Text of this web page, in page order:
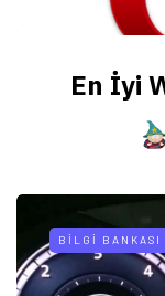
En İyi
BILGI BANKASI